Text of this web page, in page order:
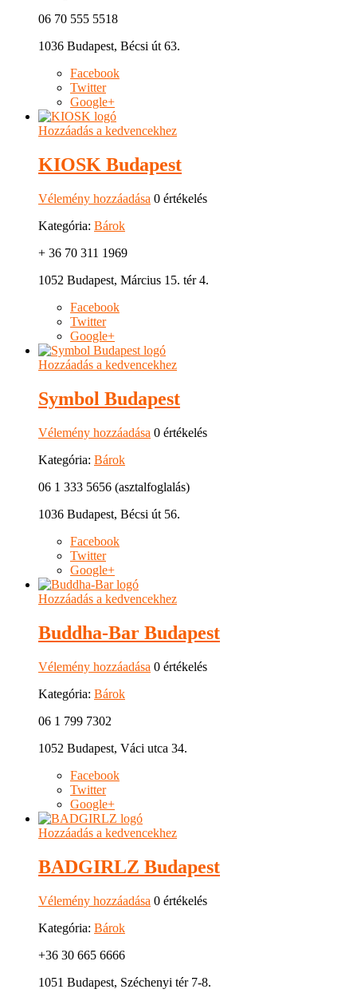
06 70 555 5518
1036 Budapest, Bécsi út 63.
Facebook
Twitter
Google+
Hozzáadás a kedvencekhez
KIOSK Budapest
Vélemény hozzáadása 0 értékelés
Kategória: Bárok
+ 36 70 311 1969
1052 Budapest, Március 15. tér 4.
Facebook
Twitter
Google+
Hozzáadás a kedvencekhez
Symbol Budapest
Vélemény hozzáadása 0 értékelés
Kategória: Bárok
06 1 333 5656 (asztalfoglalás)
1036 Budapest, Bécsi út 56.
Facebook
Twitter
Google+
Hozzáadás a kedvencekhez
Buddha-Bar Budapest
Vélemény hozzáadása 0 értékelés
Kategória: Bárok
06 1 799 7302
1052 Budapest, Váci utca 34.
Facebook
Twitter
Google+
Hozzáadás a kedvencekhez
BADGIRLZ Budapest
Vélemény hozzáadása 0 értékelés
Kategória: Bárok
+36 30 665 6666
1051 Budapest, Széchenyi tér 7-8.